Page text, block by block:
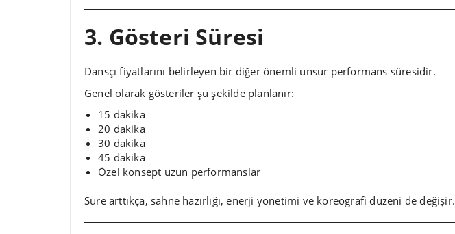
3. Gösteri Süresi
Dansçı fiyatlarını belirleyen bir diğer önemli unsur performans süresidir.
Genel olarak gösteriler şu şekilde planlanır:
15 dakika
20 dakika
30 dakika
45 dakika
Özel konsept uzun performanslar
Süre arttıkça, sahne hazırlığı, enerji yönetimi ve koreografi düzeni de değişir.